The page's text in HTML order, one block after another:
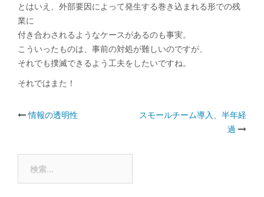
とはいえ、外部要因によって発生する巻き込まれる形での残
業に
付き合わされるようなケースがあるのも事実。
こういったものは、事前の対処が難しいのですが、
それでも撲滅できるよう工夫をしたいですね。
それではまた！
Post
情報の透明性
スモールチーム導入、半年経
過